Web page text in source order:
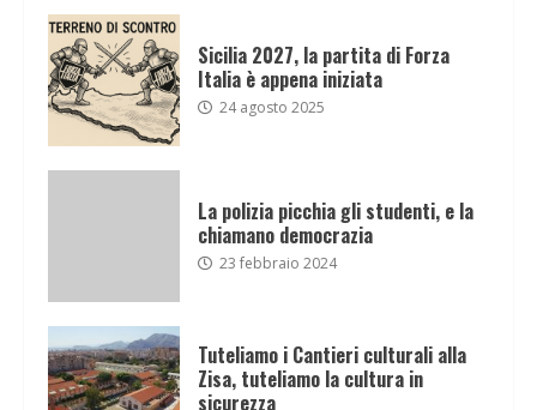
Sicilia 2027, la partita di Forza
Italia è appena iniziata
24 agosto 2025
La polizia picchia gli studenti, e la
chiamano democrazia
23 febbraio 2024
Tuteliamo i Cantieri culturali alla
Zisa, tuteliamo la cultura in
sicurezza